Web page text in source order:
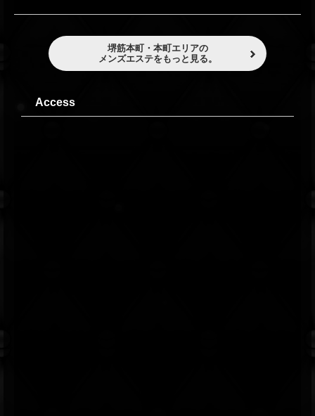
堺筋本町・本町エリアの
メンズエステをもっと見る。
Access